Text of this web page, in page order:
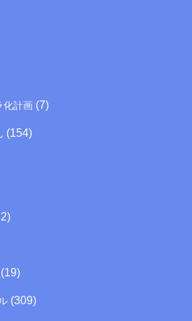
化計画 (7)
(154)
(19)
(309)